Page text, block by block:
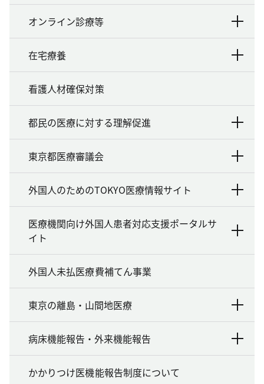
オンライン診療等
在宅療養
看護人材確保対策
都民の医療に対する理解促進
東京都医療審議会
外国人のためのTOKYO医療情報サイト
医療機関向け外国人患者対応支援ポータルサ
イト
外国人未払医療費補てん事業
東京の離島・山間地医療
病床機能報告・外来機能報告
かかりつけ医機能報告制度について